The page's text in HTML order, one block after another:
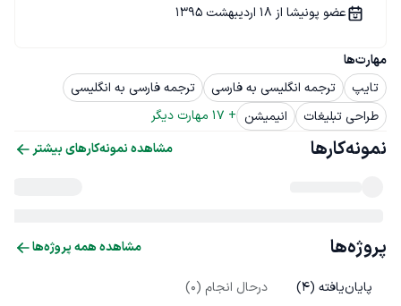
مهارت‌ها
تایپ
ترجمه انگلیسی به فارسی
ترجمه فارسی به انگلیسی
طراحی تبلیغات
انیمیشن +
17 مهارت دیگر
عضو پونیشا از 18 اردیبهشت 1395
نمونه‌کارها مشاهده نمونه‌کارهای بیشتر
پروژه‌ها مشاهده همه پروژه‌ها
پایان‌یافته (4
) درحال انجام (0
)